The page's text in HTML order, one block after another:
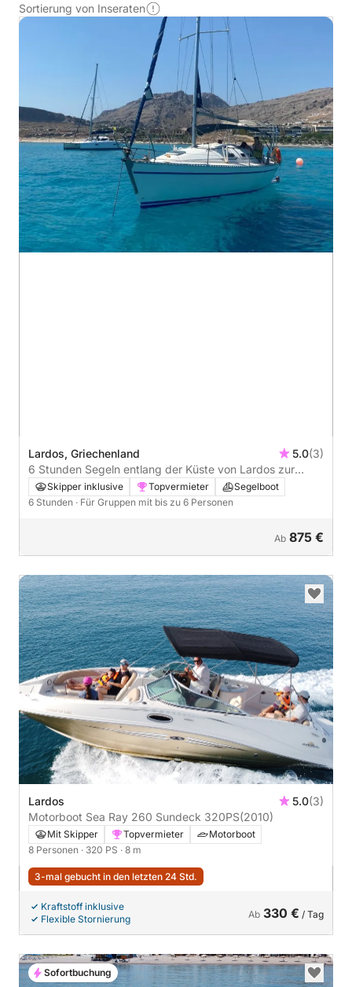
Sortierung von Inseraten
Lardos, Griechenland 5.0(3)
6 Stunden Segeln entlang der Küste von Lardos zur
Blauen Lagune
Skipper inklusive Topvermieter
Segelboot
6 Stunden · Für Gruppen mit bis zu 6 Personen
Ab 875 €
Lardos 5.0(3)
Motorboot Sea Ray 260 Sundeck 320PS(2010)
Mit Skipper Topvermieter
Motorboot
8 Personen · 320 PS · 8 m
3-mal gebucht in den letzten 24 Std.
Kraftstoff inklusive
Flexible Stornierung
Ab 330 € / Tag
Sofortbuchung